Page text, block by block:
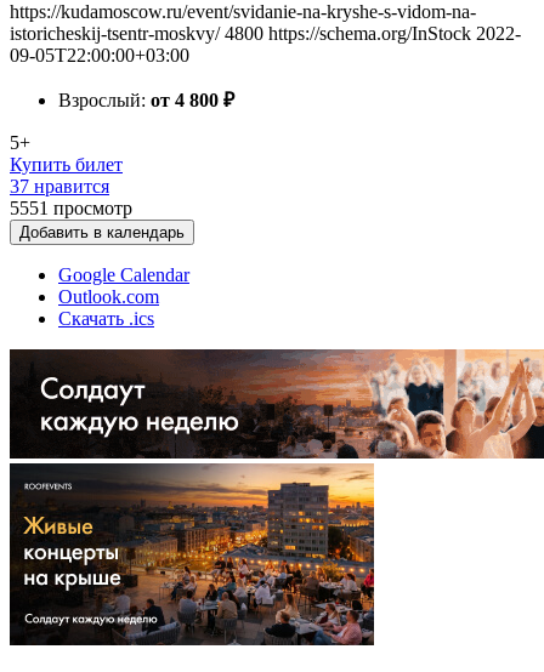
https://kudamoscow.ru/event/svidanie-na-kryshe-s-vidom-na-
istoricheskij-tsentr-moskvy/ 4800 https://schema.org/InStock 2022-
09-05T22:00:00+03:00
Взрослый: от 4 800 ₽
5+
Купить билет
37 нравится
5551 просмотр
Добавить в календарь
Google Calendar
Outlook.com
Скачать .ics